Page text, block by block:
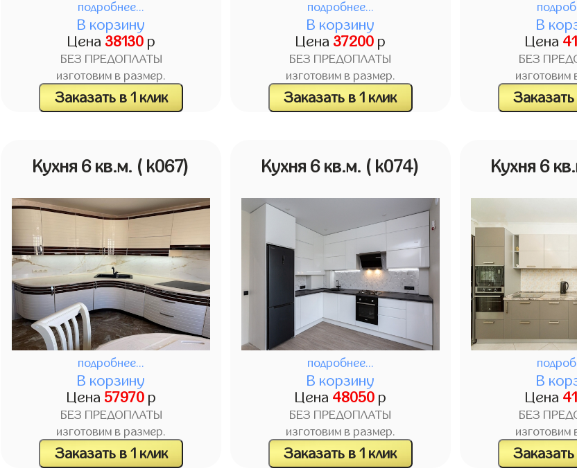
подробнее...
В корзину
Цена 38130р
БЕЗ ПРЕДОПЛАТЫ
изготовим в размер.
Заказать в 1 клик
подробнее...
В корзину
Цена 37200р
БЕЗ ПРЕДОПЛАТЫ
изготовим в размер.
Заказать в 1 клик
В
Цена
БЕЗ
изготовим
Заказать
Кухня 6 кв.м. ( k067)
подробнее...
В корзину
Цена 57970р
БЕЗ ПРЕДОПЛАТЫ
изготовим в размер.
Заказать в 1 клик
Кухня 6 кв.м. ( k074)
подробнее...
В корзину
Цена 48050р
БЕЗ ПРЕДОПЛАТЫ
изготовим в размер.
Заказать в 1 клик
Кухня 6
В
Цена
БЕЗ
изготовим
Заказать